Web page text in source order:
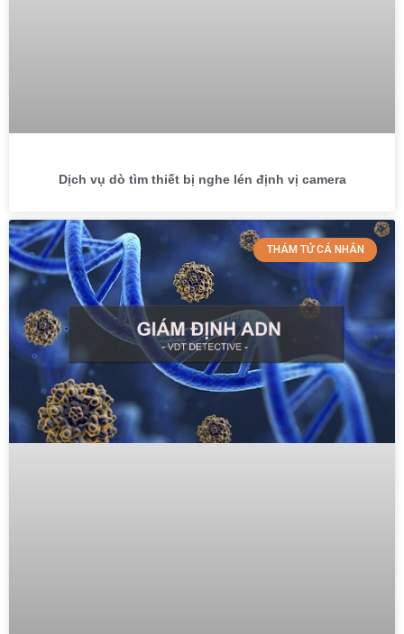
Dịch vụ dò tìm thiết bị nghe lén định vị camera
THÁM TỬ CÁ NHÂN